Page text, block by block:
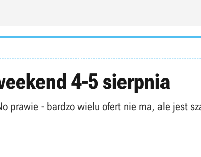
4-5 sierpnia
prawie - bardzo wielu ofert nie ma, ale jest